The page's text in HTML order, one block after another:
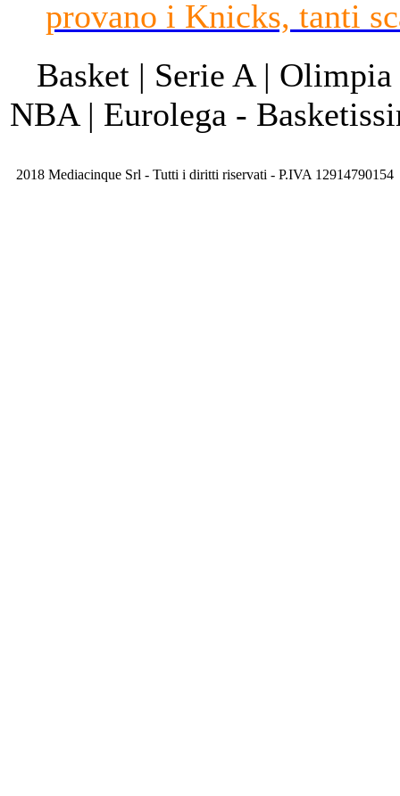
provano i Knicks, tanti
Basket | Serie A |
NBA | Eurolega -
2018 Mediacinque Srl - Tutti i diritti riservati - P.IVA 12914790154